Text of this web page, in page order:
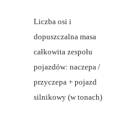
Liczba osi i
dopuszczalna masa
całkowita zespołu
pojazdów: naczepa /
przyczepa + pojazd
silnikowy (w tonach)